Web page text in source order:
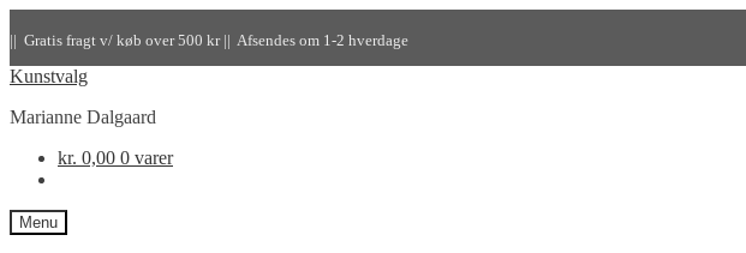
|| Gratis fragt v/ køb over 500 kr || Afsendes om 1-2 hverdage
Kunstvalg
Marianne Dalgaard
kr. 0,00 0 varer
Menu